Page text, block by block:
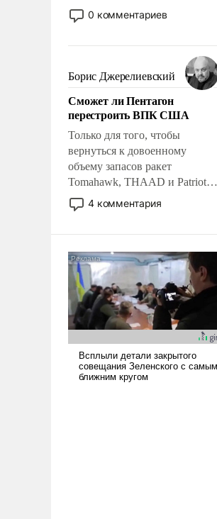
применение которых уже
стало обыденностью. Задача по
сложна и амбициозна. Однако
и ее реализация радикально
поднимет наши боевые
возможности.
0 комментариев
Борис Джерелиевский
Сможет ли Пентагон
перестроить ВПК США
Только для того, чтобы
вернуться к довоенному
объему запасов ракет
Tomahawk, THAAD и Patriot
США потребуется более трех
лет. Даже небольшая война с
Сложившаяся ситуация
означает многолетний период
уязвимости США, например,
перед Китаем.
4 комментария